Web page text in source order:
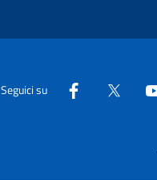
Seguici su